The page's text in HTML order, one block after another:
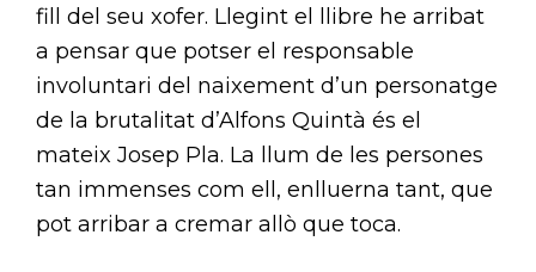
fill del seu xofer. Llegint el llibre he arribat
a pensar que potser el responsable
involuntari del naixement d’un personatge
de la brutalitat d’Alfons Quintà és el
mateix Josep Pla. La llum de les persones
tan immenses com ell, enlluerna tant, que
pot arribar a cremar allò que toca.